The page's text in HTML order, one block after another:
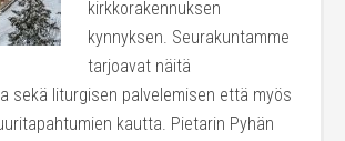
kirkkorakennuksen
kynnyksen. Seurakuntamme
tarjoavat näitä
sekä liturgisen palvelemisen että myös
kautta. Pietarin Pyhän